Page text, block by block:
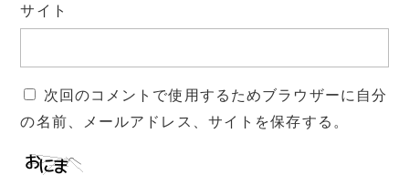
サイト
次回のコメントで使用するためブラウザーに自分
の名前、メールアドレス、サイトを保存する。